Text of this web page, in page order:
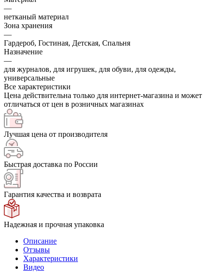
—
нетканый материал
Зона хранения
—
Гардероб, Гостиная, Детская, Спальня
Назначение
—
для журналов, для игрушек, для обуви, для одежды,
универсальные
Все характеристики
Цена действительна только для интернет-магазина и может
отличаться от цен в розничных магазинах
Лучшая цена от производителя
Быстрая доставка по России
Гарантия качества и возврата
Надежная и прочная упаковка
Описание
Отзывы
Характеристики
Видео